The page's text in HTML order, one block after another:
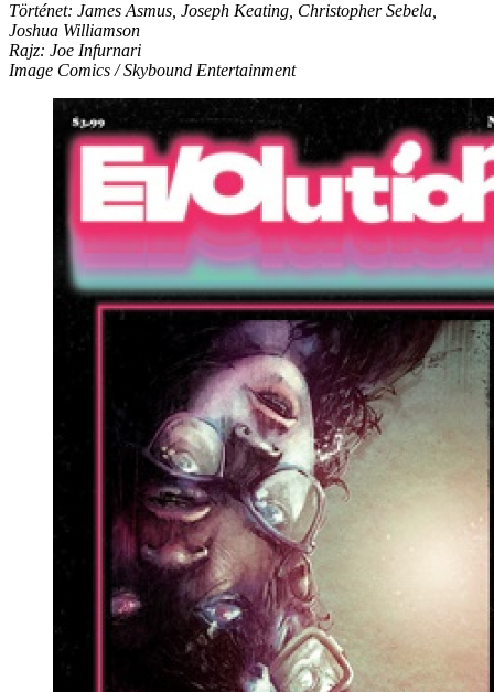
Történet: James Asmus, Joseph Keating, Christopher Sebela,
Joshua Williamson
Rajz: Joe Infurnari
Image Comics / Skybound Entertainment